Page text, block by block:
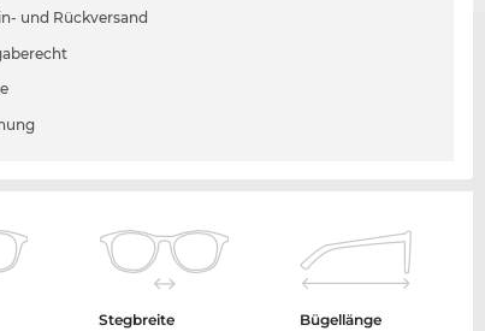
und Rückversand
Stegbreite
Bügellänge